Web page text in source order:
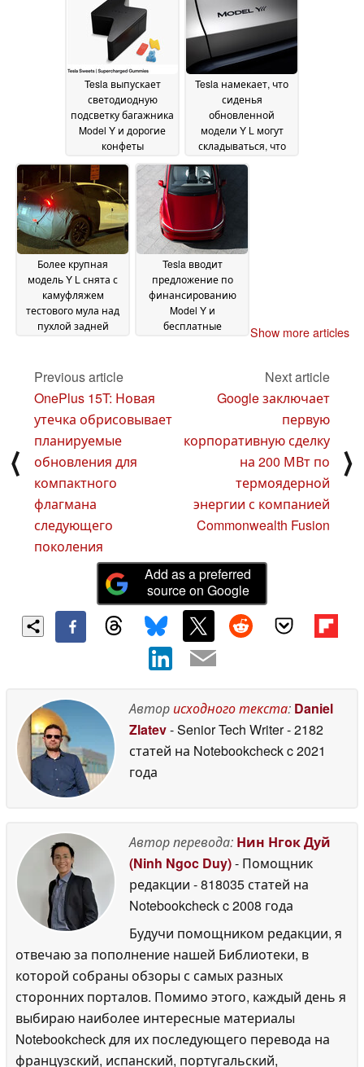
налоговых льгот24
July 2025
Tesla выпускает
светодиодную
подсветку багажника
Model Y и дорогие
конфеты
Supercharged
Gummies
23 July 2025
Tesla намекает, что
сиденья
обновленной
модели Y L могут
складываться, что
сделает ее более
полезным 3-рядным
внедорожником с
более емкой
батареей
Более крупная
модель Y L снята с
камуфляжем
тестового мула над
пухлой задней
19 July 2025
Tesla вводит
предложение по
финансированию
Model Y и
бесплатные
Show more articles
⟨
Previous article
OnePlus 15T: Новая
утечка обрисовывает
планируемые
обновления для
компактного
флагмана
следующего
поколения
Next article
Google заключает
первую
корпоративную сделку
на 200 МВт по
термоядерной
энергии с компанией
Commonwealth Fusion
⟩
Add as a preferred
source on Google
Авторисходного текста: Daniel
Zlatev- Senior Tech Writer- 2182
статей на Notebookcheckc 2021
года
Автор перевода: Нин Нгок Дуй
(Ninh Ngoc Duy)- Помощник
редакции - 818035 статей на
Notebookcheckc 2008 года
Будучи помощником редакции, я
отвечаю за пополнение нашей Библиотеки, в
которой собраны обзоры с самых разных
сторонних порталов. Помимо этого, каждый день я
выбираю наиболее интересные материалы
Notebookcheck для их последующего перевода на
французский, испанский, португальский,